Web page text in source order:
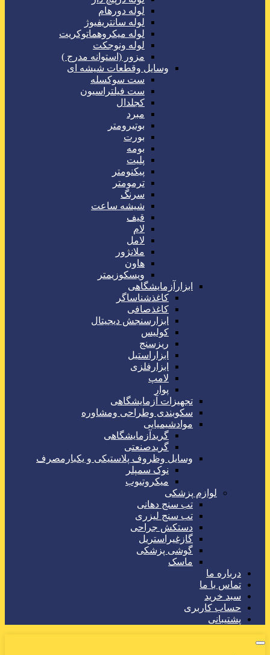
لوله دورهام
لوله سانتریفیوژ
لوله میکروهماتوکریت
لوله ونوجکت
مزور (استوانه مدرج )
وسایل وقطعات شیشه ای
ست سوکسله
ست فیلتراسیون
کجلدال
مبرد
بوتیرومتر
بورت
بومه
پلیت
پیکنومتر
ترمومتر
سرنگ
شیشه ساعت
قیف
لام
لامل
ملانژور
هاون
ویسکوزیمتر
ابزارآزمایشگاهی
کاغذشناساگر
کاغذصافی
ابزارسنجش دیجیتال
کولیس
ریزسنج
ابزاراستیل
ابزارفلزی
لامپ
پوار
تجهیزات آزمایشگاهی
سکوبندی وطراحی ومشاوره
موادشیمیایی
گریدآزمایشگاهی
گریدصنعتی
وسایل وظروف پلاستیکی و یکبارمصرف
نوک سمپلر
میکروتیوب
لوازم پزشکی
تب سنج دهانی
تب سنج لیزری
دستکش جراحی
گازغیراستریل
گوشی پزشکی
ماسک
درباره ما
تماس با ما
سبد خرید
حساب کاربری
پشتیبانی